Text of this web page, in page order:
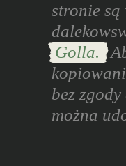
stronie są
Golla.
bez
można